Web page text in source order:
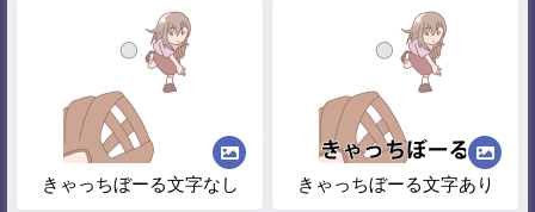
きゃっちぼーる文字なし きゃっちぼーる文字あり